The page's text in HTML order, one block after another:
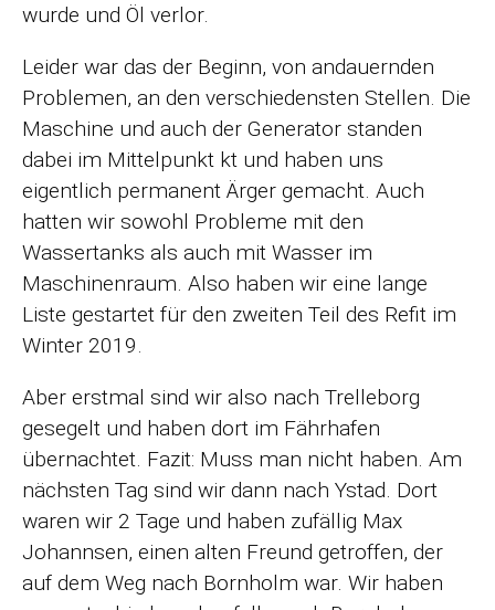
wurde und Öl verlor.
Leider war das der Beginn, von andauernden
Problemen, an den verschiedensten Stellen. Die
Maschine und auch der Generator standen
dabei im Mittelpunkt kt und haben uns
eigentlich permanent Ärger gemacht. Auch
hatten wir sowohl Probleme mit den
Wassertanks als auch mit Wasser im
Maschinenraum. Also haben wir eine lange
Liste gestartet für den zweiten Teil des Refit im
Winter 2019.
Aber erstmal sind wir also nach Trelleborg
gesegelt und haben dort im Fährhafen
übernachtet. Fazit: Muss man nicht haben. Am
nächsten Tag sind wir dann nach Ystad. Dort
waren wir 2 Tage und haben zufällig Max
Johannsen, einen alten Freund getroffen, der
auf dem Weg nach Bornholm war. Wir haben